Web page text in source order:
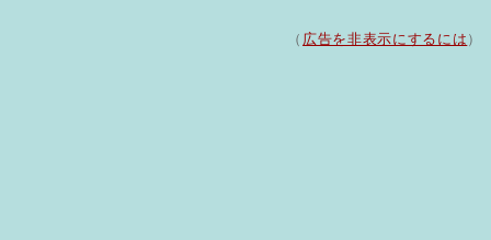
（ 広告を非表示にするには ）